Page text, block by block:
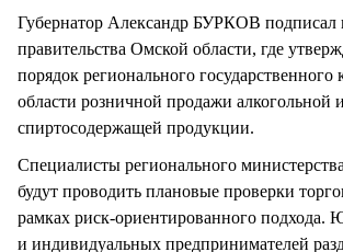
Губернатор Александр БУРКОВ подписал
правительства Омской области, где
порядок регионального государственного
области розничной продажи алкогольной и
спиртосодержащей продукции.
Специалисты регионального
будут проводить плановые проверки
рамках риск-ориентированного подхода.
и индивидуальных предпринимателей